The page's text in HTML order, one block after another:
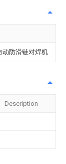
动防滑链对焊机
Description